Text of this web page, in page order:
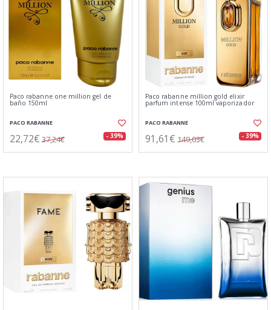
Paco rabanne one million gel de
baño 150ml
PACO RABANNE
22,72€ 37,24€ - 39%
Paco rabanne million gold elixir
parfum intense 100ml vaporizador
PACO RABANNE
91,61€ 149,03€ - 39%